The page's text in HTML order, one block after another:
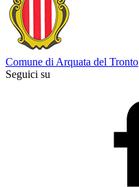
Comune di Arquata del Tronto
Seguici su